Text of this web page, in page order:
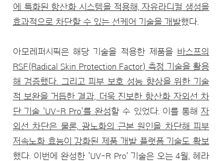
에 특화된 항산화 시스템을 적용해, 자유라디컬 생성을
효과적으로 차단할 수 있는 선케어 기술을 개발했다.
아모레퍼시픽은 해당 기술을 적용한 제품을 바스프의
RSF(Radical Skin Protection Factor) 측정 기술을 활용
해 검증했다. 그리고 피부 보호 성능 향상을 위한 기술
적 보완을 거듭한 결과, 더욱 진보한 항산화 자외선 차
단 기술 'UV-R Pro'를 완성할 수 있었다. 이를 통해자
외선 차단은 물론, 광노화의 근본 원인을 차단해 피부
저속노화 효능이 강화된 제품 개발 플랫폼 기술도 확보
했다. 이번에 완성한 'UV-R Pro' 기술은 오는 4월, 헤라